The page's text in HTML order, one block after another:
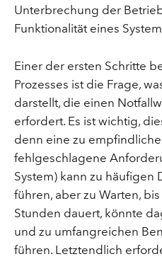
Unterbrechung der
Funktionalität eines
Einer der ersten Schritte
Prozesses ist die Frage,
darstellt, die einen
erfordert. Es ist wichtig,
denn eine zu
fehlgeschlagene
System) kann zu häufigen
führen, aber zu Warten,
Stunden dauert, könnte
und zu umfangreichen
führen. Letztendlich